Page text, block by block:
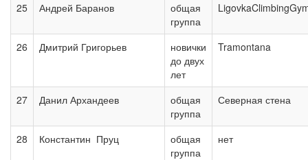
25 Андрей Баранов
общая
группа
26 Дмитрий Григорьев
новички
до двух
лет
Tramontana
27 Данил Архандеев
общая
группа
Северная стена
28 Константин Пруц
общая
группа
нет